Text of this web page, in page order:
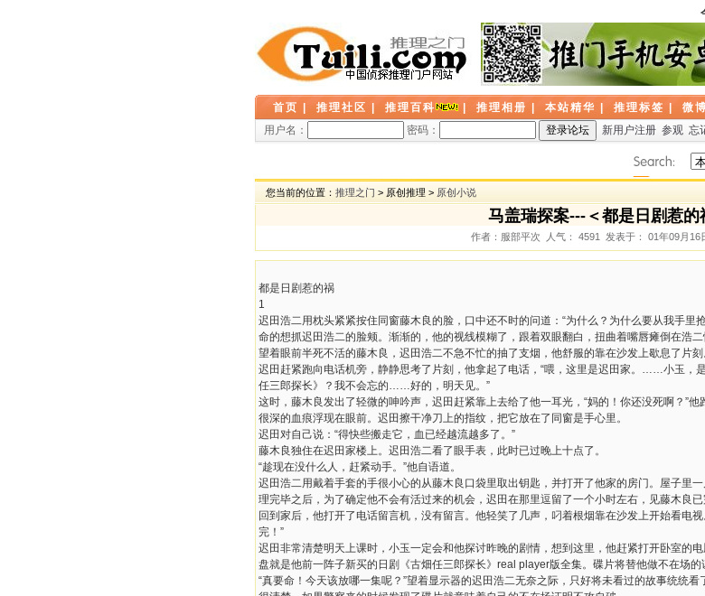
首页 推理社区 推理百科 推理相册 本站精华 推理标签 微博
用户名：
密码： 新用户注册 参观 忘
您当前的位置： 推理之门 > 原创推理 > 原创小说
马盖瑞探案---＜都是日剧惹的
作者：服部平次 人气： 4591 发表于： 01年09月16
都是日剧惹的祸
1
迟田浩二用枕头紧紧按住同窗藤木良的脸，口中还不时的问道：“为什么？为什么要从我手里
命的想抓迟田浩二的脸颊。渐渐的，他的视线模糊了，跟着双眼翻白，扭曲着嘴唇瘫倒在浩二
望着眼前半死不活的藤木良，迟田浩二不急不忙的抽了支烟，他舒服的靠在沙发上歇息了片
迟田赶紧跑向电话机旁，静静思考了片刻，他拿起了电话，“喂，这里是迟田家。……小玉
任三郎探长》？我不会忘的……好的，明天见。”
这时，藤木良发出了轻微的呻吟声，迟田赶紧靠上去给了他一耳光，“妈的！你还没死啊？”
很深的血痕浮现在眼前。迟田擦干净刀上的指纹，把它放在了同窗是手心里。
迟田对自己说：“得快些搬走它，血已经越流越多了。”
藤木良独住在迟田家楼上。迟田浩二看了眼手表，此时已过晚上十点了。
“趁现在没什么人，赶紧动手。”他自语道。
迟田浩二用戴着手套的手很小心的从藤木良口袋里取出钥匙，并打开了他家的房门。屋子里
理完毕之后，为了确定他不会有活过来的机会，迟田在那里逗留了一个小时左右，见藤木良
回到家后，他打开了电话留言机，没有留言。他轻笑了几声，叼着根烟靠在沙发上开始看电
完！”
迟田非常清楚明天上课时，小玉一定会和他探讨昨晚的剧情，想到这里，他赶紧打开卧室的
盘就是他前一阵子新买的日剧《古畑任三郎探长》real player版全集。碟片将替他做不在场的
“真要命！今天该放哪一集呢？”望着显示器的迟田浩二无奈之际，只好将未看过的故事统统